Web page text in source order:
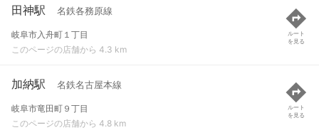
田神駅 名鉄各務原線
岐阜市入舟町１丁目
このページの店舗から 4.3 km
ルート
を見る
加納駅 名鉄名古屋本線
岐阜市竜田町９丁目
このページの店舗から 4.8 km
ルート
を見る